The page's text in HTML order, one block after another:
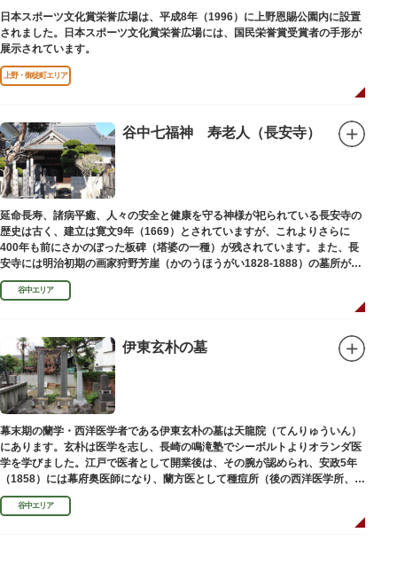
日本スポーツ文化賞栄誉広場は、平成8年（1996）に上野恩賜公園内に設置
されました。日本スポーツ文化賞栄誉広場には、国民栄誉賞受賞者の手形が
展示されています。
上野・御徒町エリア
谷中七福神 寿老人（長安寺）
延命長寿、諸病平癒、人々の安全と健康を守る神様が祀られている長安寺の
歴史は古く、建立は寛文9年（1669）とされていますが、これよりさらに
400年も前にさかのぼった板碑（塔婆の一種）が残されています。また、長
安寺には明治初期の画家狩野芳崖（かのうほうがい1828-1888）の墓所があ
ります。
谷中エリア
伊東玄朴の墓
幕末期の蘭学・西洋医学者である伊東玄朴の墓は天龍院（てんりゅういん）
にあります。玄朴は医学を志し、長崎の鳴滝塾でシーボルトよりオランダ医
学を学びました。江戸で医者として開業後は、その腕が認められ、安政5年
（1858）には幕府奥医師になり、蘭方医として種痘所（後の西洋医学所、現
東京大学医学部）の開設などに尽力し、明治4年（1871）72歳で没しまし
た。谷中エリア